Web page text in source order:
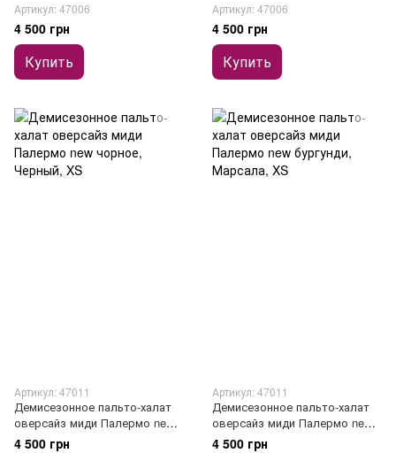
Артикул: 47006
4 500 грн
Купить
Артикул: 47006
4 500 грн
Купить
Артикул: 47011
Демисезонное пальто-халат
оверсайз миди Палермо new
чорное
4 500 грн
Артикул: 47011
Демисезонное пальто-халат
оверсайз миди Палермо new
бургунди
4 500 грн